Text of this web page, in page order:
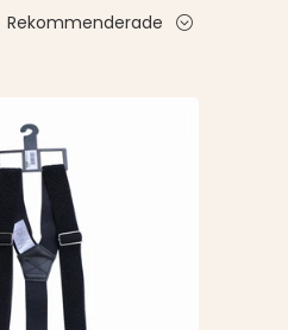
Rekommenderade